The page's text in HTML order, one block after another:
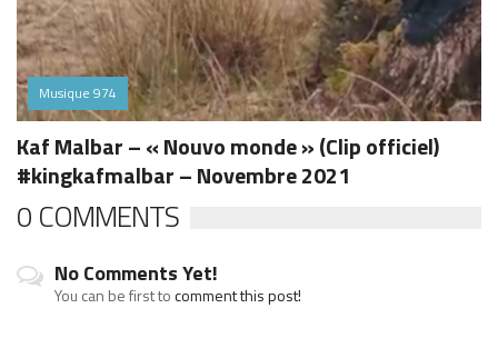
Musique 974
Kaf Malbar – « Nouvo monde » (Clip officiel)
#kingkafmalbar – Novembre 2021
0 COMMENTS
No Comments Yet!
You can be first tocomment this post!